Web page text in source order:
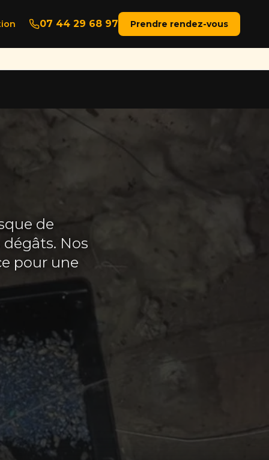
07 44 29 68 97 Prendre rendez-vous
de
Nos
pour une